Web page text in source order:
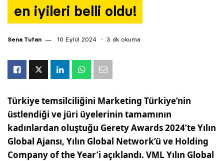
en iyileri belli oldu!
Sena Tufan 10 Eylül 2024 3 dk okuma
Türkiye temsilciliğini Marketing Türkiye’nin
üstlendiği ve jüri üyelerinin tamamının
kadınlardan oluştuğu Gerety Awards 2024’te Yılın
Global Ajansı, Yılın Global Network’ü ve Holding
Company of the Year’i açıklandı. VML Yılın Global